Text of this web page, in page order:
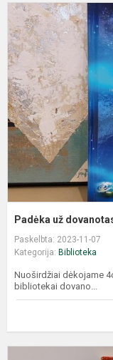
Padėka už
Paskelbta: 2023-11-07
Kategorija: Biblioteka
Nuoširdžiai dėkojame
bibliotekai dovano...